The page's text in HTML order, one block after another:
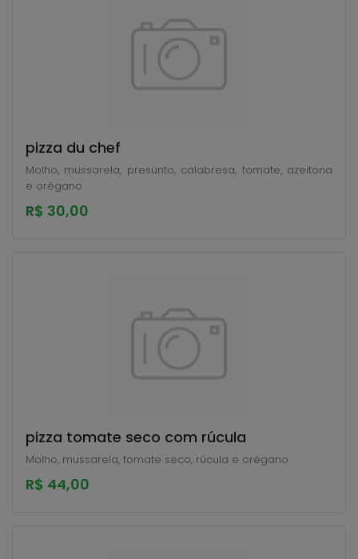
pizza du chef
Molho, mussarela, presunto, calabresa, tomate, azeitona
e orégano.
R$ 30,00
pizza tomate seco com rúcula
Molho, mussarela, tomate seco, rúcula e orégano.
R$ 44,00